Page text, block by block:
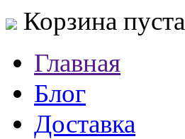
Корзина пуста
Главная
Блог
Доставка